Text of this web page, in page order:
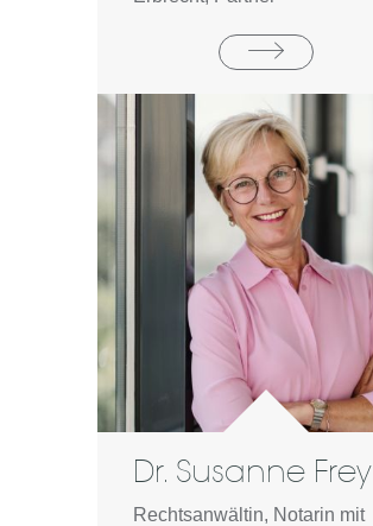
Dr. Susanne Frey
Rechtsanwältin, Notarin mit